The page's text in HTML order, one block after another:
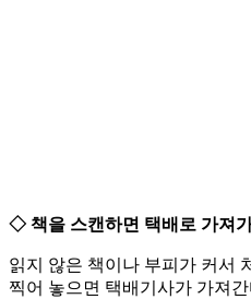
◇ 책을 스캔하면 택배로 가져
읽지 않은 책이나 부피가 커서
찍어 놓으면 택배기사가 가져